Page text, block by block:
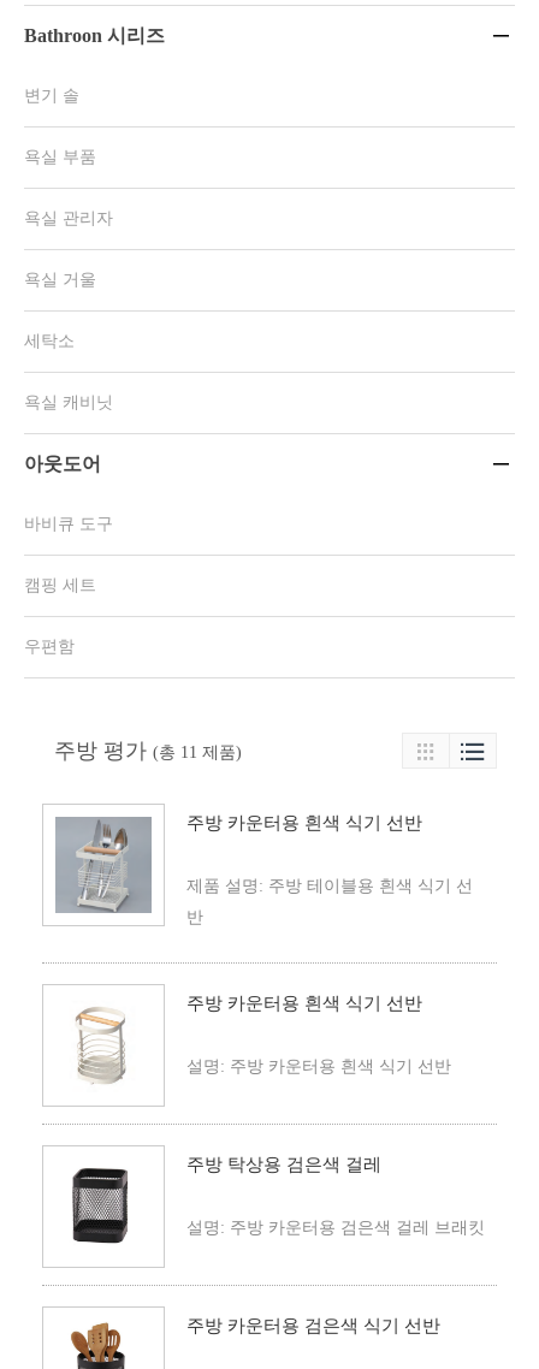
Bathroon 시리즈 
변기 솔
욕실 부품
욕실 관리자
욕실 거울
세탁소
욕실 캐비닛
아웃도어 
바비큐 도구
캠핑 세트
우편함
주방 평가 (총 11 제품)  
주방 카운터용 흰색 식기 선반
제품 설명: 주방 테이블용 흰색 식기 선
반
주방 카운터용 흰색 식기 선반
설명: 주방 카운터용 흰색 식기 선반
주방 탁상용 검은색 걸레
설명: 주방 카운터용 검은색 걸레 브래킷
주방 카운터용 검은색 식기 선반